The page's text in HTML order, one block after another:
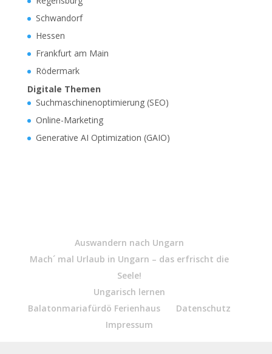
Schwandorf
Hessen
Frankfurt am Main
Rödermark
Digitale Themen
Suchmaschinenoptimierung (SEO)
Online-Marketing
Generative AI Optimization (GAIO)
Auswandern nach Ungarn
Mach´ mal Urlaub in Ungarn – das erfrischt die
Seele!
Ungarisch lernen
Balatonmariafürdö Ferienhaus
Datenschutz
Impressum